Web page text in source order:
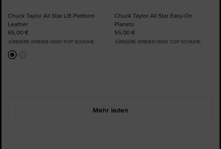
Chuck Taylor All Star Lift Platform
Leather
65,00 €
JÜNGERE KINDER HIGH TOP SCHUHE
Chuck Taylor All Star Easy-On
Planets
55,00 €
JÜNGERE KINDER HIGH TOP SCHUHE
Mehr laden